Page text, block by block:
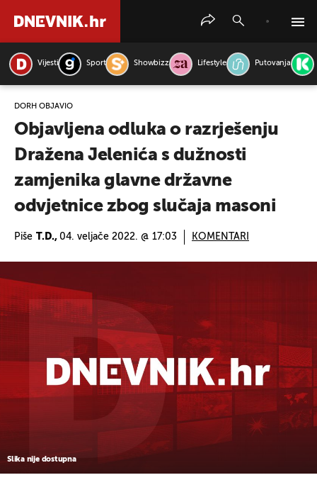
Vijesti Sport Showbizz Lifestyle Putovanja
DORH OBJAVIO
Objavljena odluka o razrješenju
Dražena Jelenića s dužnosti
zamjenika glavne državne
odvjetnice zbog slučaja masoni
Piše T.D., 04. veljače 2022. @ 17:03 KOMENTARI
Slika nije dostupna
PRETRAŽITE VIJESTI